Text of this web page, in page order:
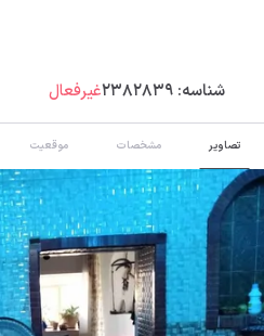
شناسه: 2382839غیرفعال
تصاویر مشخصات موقعیت